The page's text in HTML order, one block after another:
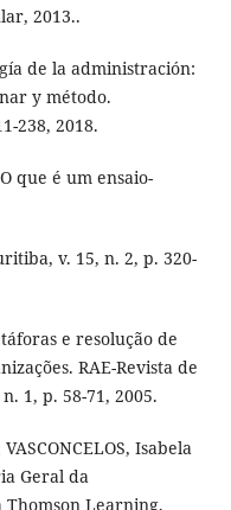
2013..
de la administración:
y método.
238, 2018.
que é um ensaio-
v. 15, n. 2, p. 320-
e resolução de
RAE-Revista de
1, p. 58-71, 2005.
Isabela
Geral da
Thomson Learning,